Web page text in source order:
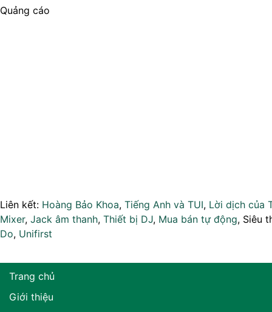
Quảng cáo
Liên kết: Hoàng Bảo Khoa, Tiếng Anh và TUI, Lời dịch của
Mixer, Jack âm thanh, Thiết bị DJ, Mua bán tự động, Siêu
Do, Unifirst
Trang chủ
Giới thiệu